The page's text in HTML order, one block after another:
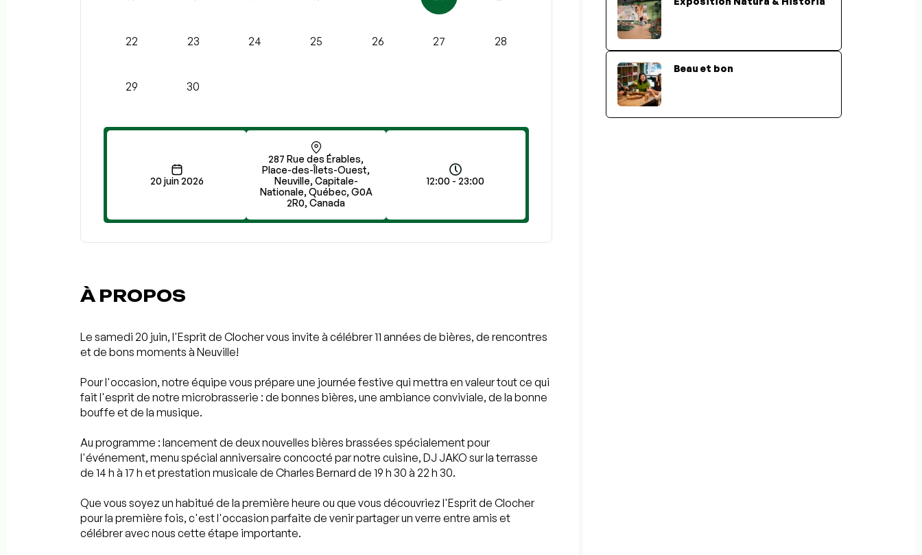
22 23 24 25 26 27 28
29 30
20 juin 2026
287 Rue des Érables,
Place-des-Îlets-Ouest,
Neuville, Capitale-
Nationale, Québec, G0A
2R0, Canada
12:00 - 23:00
À PROPOS
Le samedi 20 juin, l'Esprit de Clocher vous invite à célébrer 11 années de bières, de rencontres
et de bons moments à Neuville!
Pour l'occasion, notre équipe vous prépare une journée festive qui mettra en valeur tout ce qui
fait l'esprit de notre microbrasserie : de bonnes bières, une ambiance conviviale, de la bonne
bouffe et de la musique.
Au programme : lancement de deux nouvelles bières brassées spécialement pour
l'événement, menu spécial anniversaire concocté par notre cuisine, DJ JAKO sur la terrasse
de 14 h à 17 h et prestation musicale de Charles Bernard de 19 h 30 à 22 h 30.
Que vous soyez un habitué de la première heure ou que vous découvriez l'Esprit de Clocher
pour la première fois, c'est l'occasion parfaite de venir partager un verre entre amis et
célébrer avec nous cette étape importante.
Beau et bon